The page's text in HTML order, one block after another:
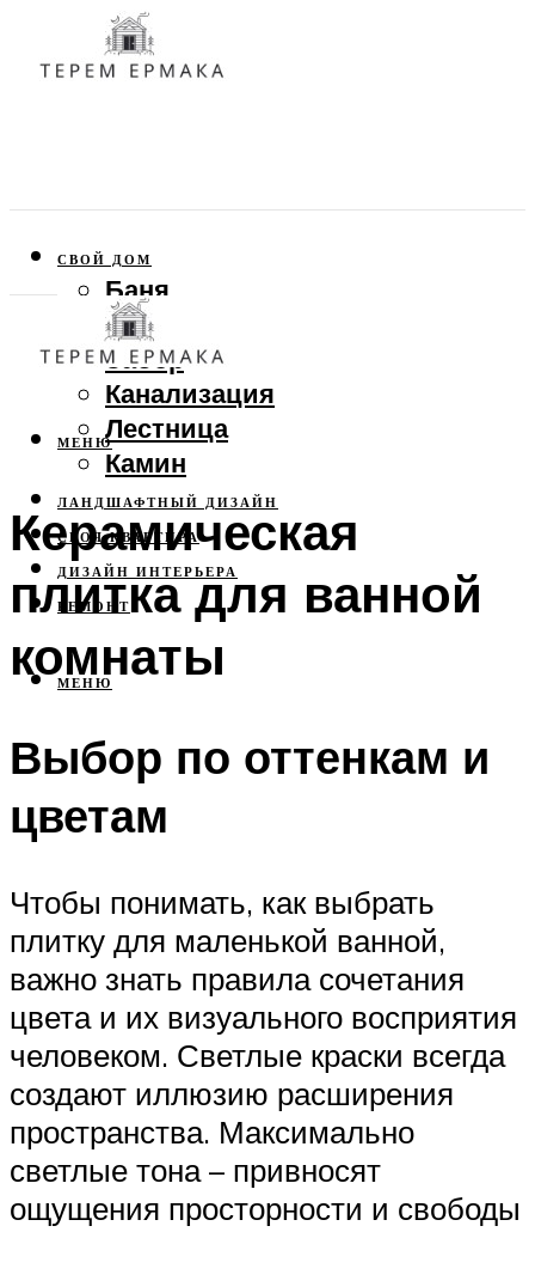
СВОЙ ДОМ
Баня
Веранда
Забор
Канализация
Лестница
Камин
ЛАНДШАФТНЫЙ ДИЗАЙН
СВОЯ КВАРТИРА
ДИЗАЙН ИНТЕРЬЕРА
РЕМОНТ
МЕНЮ
МЕНЮ
Керамическая
плитка для ванной
комнаты
Выбор по оттенкам и
цветам
Чтобы понимать, как выбрать
плитку для маленькой ванной,
важно знать правила сочетания
цвета и их визуального восприятия
человеком. Светлые краски всегда
создают иллюзию расширения
пространства. Максимально
светлые тона – привносят
ощущения просторности и свободы